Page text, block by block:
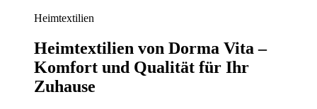
Heimtextilien
Heimtextilien von Dorma Vita –
Komfort und Qualität für Ihr
Zuhause